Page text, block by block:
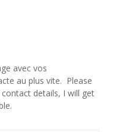
avec vos
au plus vite. Please
details, I will get